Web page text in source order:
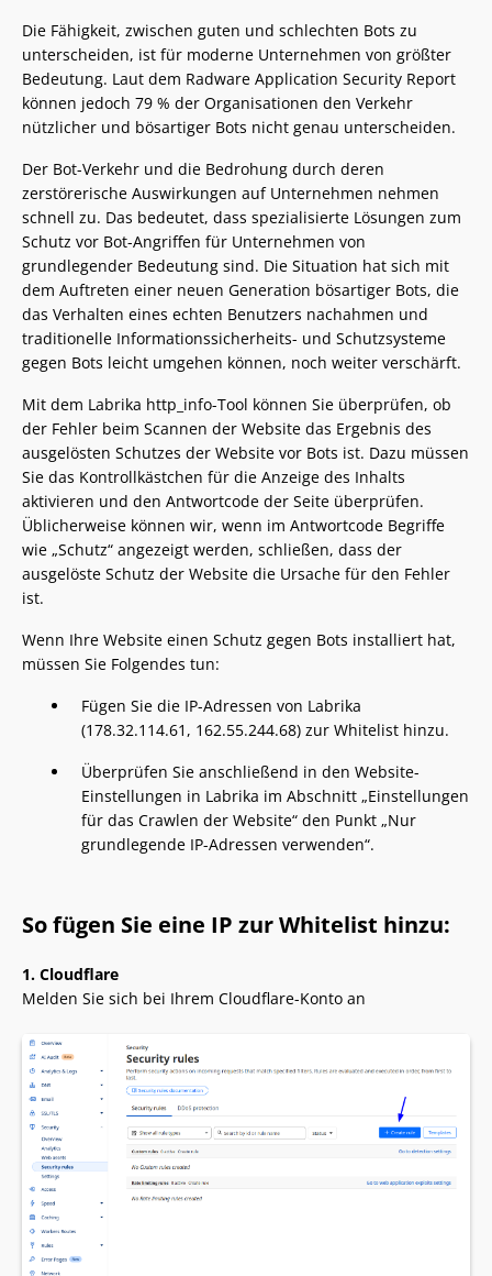
Die Fähigkeit, zwischen guten und schlechten Bots zu
unterscheiden, ist für moderne Unternehmen von größter
Bedeutung. Laut dem Radware Application Security Report
können jedoch 79 % der Organisationen den Verkehr
nützlicher und bösartiger Bots nicht genau unterscheiden.
Der Bot-Verkehr und die Bedrohung durch deren
zerstörerische Auswirkungen auf Unternehmen nehmen
schnell zu. Das bedeutet, dass spezialisierte Lösungen zum
Schutz vor Bot-Angriffen für Unternehmen von
grundlegender Bedeutung sind. Die Situation hat sich mit
dem Auftreten einer neuen Generation bösartiger Bots, die
das Verhalten eines echten Benutzers nachahmen und
traditionelle Informationssicherheits- und Schutzsysteme
gegen Bots leicht umgehen können, noch weiter verschärft.
Mit dem Labrika http_info-Tool können Sie überprüfen, ob
der Fehler beim Scannen der Website das Ergebnis des
ausgelösten Schutzes der Website vor Bots ist. Dazu müssen
Sie das Kontrollkästchen für die Anzeige des Inhalts
aktivieren und den Antwortcode der Seite überprüfen.
Üblicherweise können wir, wenn im Antwortcode Begriffe
wie „Schutz“ angezeigt werden, schließen, dass der
ausgelöste Schutz der Website die Ursache für den Fehler
ist.
Wenn Ihre Website einen Schutz gegen Bots installiert hat,
müssen Sie Folgendes tun:
Fügen Sie die IP-Adressen von Labrika
(178.32.114.61, 162.55.244.68) zur Whitelist hinzu.
Überprüfen Sie anschließend in den Website-
Einstellungen in Labrika im Abschnitt „Einstellungen
für das Crawlen der Website“ den Punkt „Nur
grundlegende IP-Adressen verwenden“.
So fügen Sie eine IP zur Whitelist hinzu:
1. Cloudflare
Melden Sie sich bei Ihrem Cloudflare-Konto an